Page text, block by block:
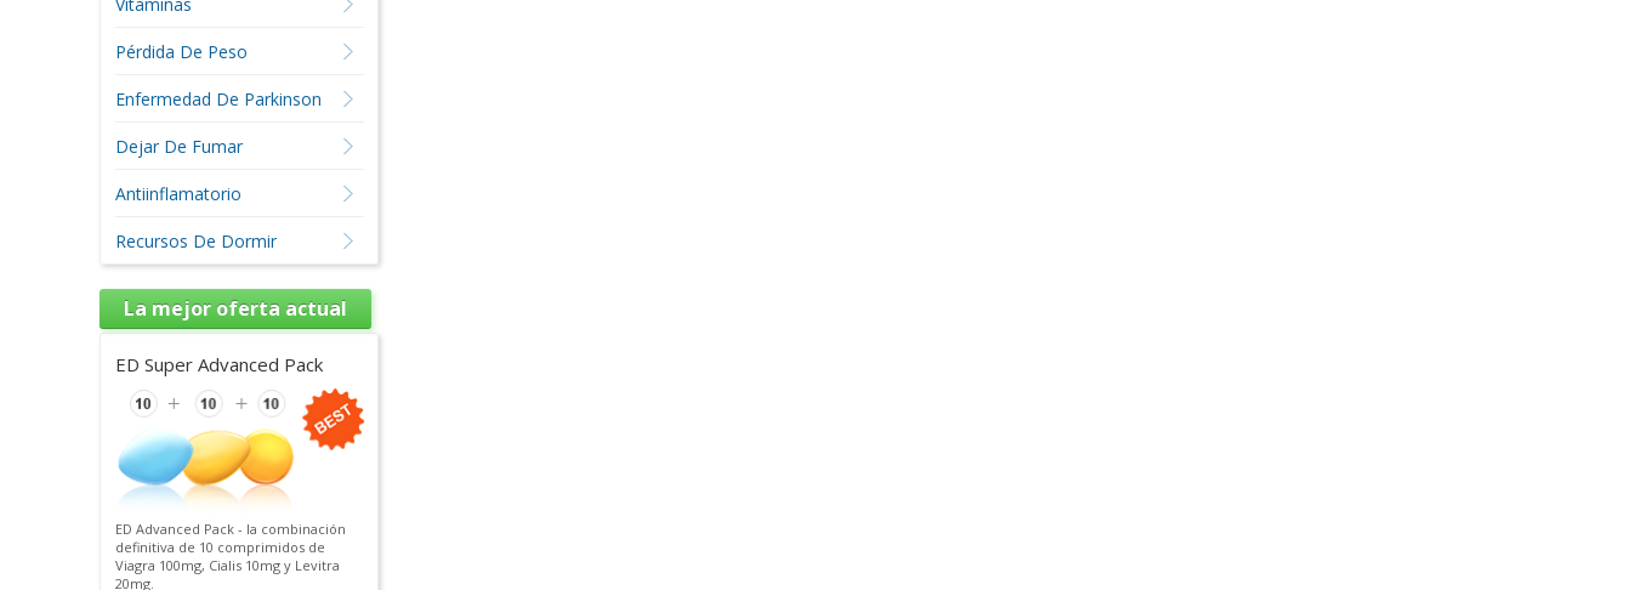
Pérdida De Peso
Enfermedad De Parkinson
Dejar De Fumar
Antiinflamatorio
Recursos De Dormir
La mejor oferta actual
ED Super Advanced Pack
ED Advanced Pack - la combinación
definitiva de 10 comprimidos de
Viagra 100mg, Cialis 10mg y Levitra
20mg.